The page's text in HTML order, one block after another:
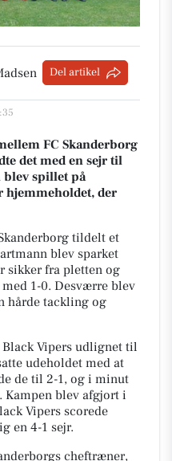
Del artikel
FC Skanderborg
det med en sejr til
blev spillet på
hjemmeholdet, der
tildelt et
blev sparket
sikker fra pletten og
1-0. Desværre blev
hårde tackling og
Vipers udlignet til
udeholdet med at
de til 2-1, og i minut
Kampen blev afgjort i
Vipers scorede
en 4-1 sejr.
cheftræner,